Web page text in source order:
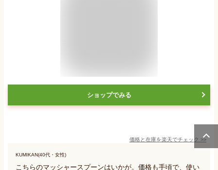
ショップでみる
価格と在庫を楽天でチェック >>
KUMIKAN(40代・女性)
こちらのマッシャースプーンはいかが。価格も手頃で、使い